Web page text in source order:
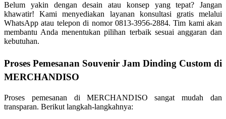
Belum yakin dengan desain atau konsep yang tepat? Jangan
khawatir! Kami menyediakan layanan konsultasi gratis melalui
WhatsApp atau telepon di nomor 0813-3956-2884. Tim kami akan
membantu Anda menentukan pilihan terbaik sesuai anggaran dan
kebutuhan.
Proses Pemesanan Souvenir Jam Dinding Custom di
MERCHANDISO
Proses pemesanan di MERCHANDISO sangat mudah dan
transparan. Berikut langkah-langkahnya: